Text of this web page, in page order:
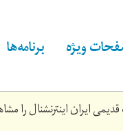
ویژه برنامه‌ها
ایران اینترنشنال را